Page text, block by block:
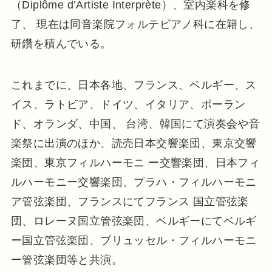
（Diplôme d’Artiste Interprète）、室内楽科を修
了、 現在は同音楽院フォルテピアノ科に在籍し、
研鑽を積んでいる。
これまでに、日本各地、フランス、ベルギー、ス
イス、ラトビア、ドイツ、イタリア、ポーラン
ド、オランダ、中国、 台湾、韓国にて演奏会や音
楽祭に出演のほか、読売日本交響楽団、東京交響
楽団、東京フィルハーモニ ー交響楽団、日本フィ
ルハーモニー交響楽団、プラハ・フィルハーモニ
ア管弦楽団、フランスにてフランス 国立管弦楽
団、ロレーヌ国立管弦楽団、ベルギーにてベルギ
ー国立管弦楽団、ブリュッセル・フィルハーモニ
ー管弦楽団等と共演。